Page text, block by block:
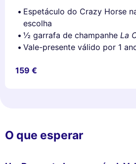
Espetáculo do Crazy Horse
escolha
½ garrafa de champanhe La
Vale-presente válido por 1
159 €
O que esperar